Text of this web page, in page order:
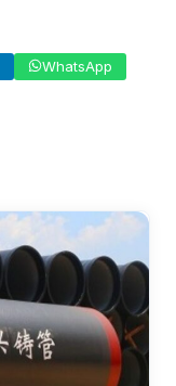
WhatsApp